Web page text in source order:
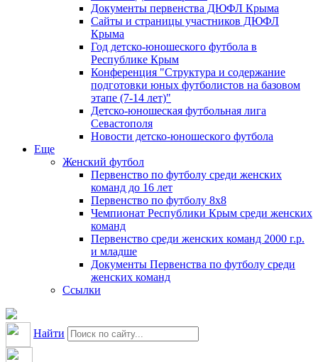
Документы первенства ДЮФЛ Крыма
Сайты и страницы участников ДЮФЛ
Крыма
Год детско-юношеского футбола в
Республике Крым
Конференция "Структура и содержание
подготовки юных футболистов на базовом
этапе (7-14 лет)"
Детско-юношеская футбольная лига
Севастополя
Новости детско-юношеского футбола
Еще
Женский футбол
Первенство по футболу среди женских
команд до 16 лет
Первенство по футболу 8х8
Чемпионат Республики Крым среди женских
команд
Первенство среди женских команд 2000 г.р.
и младше
Документы Первенства по футболу среди
женских команд
Ссылки
Найти